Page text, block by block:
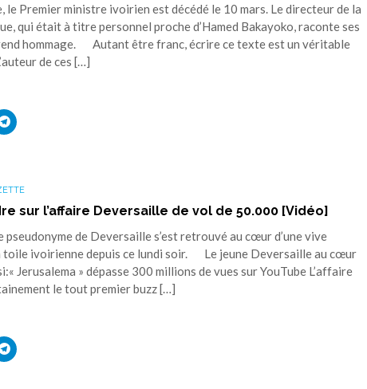
le Premier ministre ivoirien est décédé le 10 mars. Le directeur de la
qui était à titre personnel proche d’Hamed Bakayoko, raconte ses
hommage. Autant être franc, écrire ce texte est un véritable
de ces […]
Cliquez
pour
nouvelle
fenêtre)
sur l’affaire Deversaille de vol de 50.000 [Vidéo]
pseudonyme de Deversaille s’est retrouvé au cœur d’une vive
toile ivoirienne depuis ce lundi soir. Le jeune Deversaille au cœur
Jerusalema » dépasse 300 millions de vues sur YouTube L’affaire
le tout premier buzz […]
Cliquez
pour